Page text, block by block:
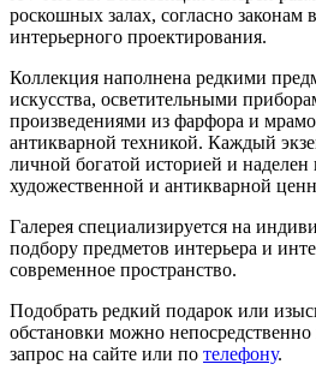
роскошных залах, согласно законам
интерьерного проектирования.
Коллекция наполнена редкими
искусства, осветительными
произведениями из фарфора и
антикварной техникой. Каждый
личной богатой историей и наделен
художественной и антикварной
Галерея специализируется на
подбору предметов интерьера и
современное пространство.
Подобрать редкий подарок или
обстановки можно непосредственно
запрос на сайте или по телефону.